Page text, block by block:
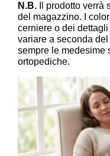
N.B. Il prodotto
del magazzino. I
cerniere o dei
variare a seconda
sempre le medesime
ortopediche.